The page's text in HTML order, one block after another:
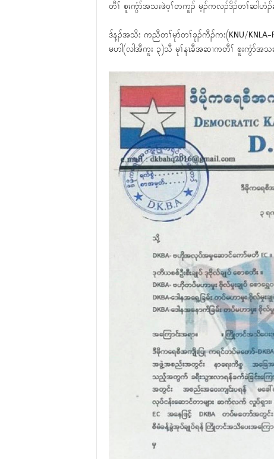
တီၢ် စူးကွံာ်အသးဖဲ၀့ၢ်တကူၣ် မ့ၣ်ကလၣ်ဒိၣ်တၢ်ဆါဟံၣ်
ဒ်န့ၣ်အသိး ကညီတၢ်မုာ်တၢ်ခုၣ်ကီၣ်ကး(KNU/KNLA-
မဟါ(လါအီကူး ၃)သီ မုၢ်နၤခီအဆၢကတီၢ် စူးကွံာ်အသး